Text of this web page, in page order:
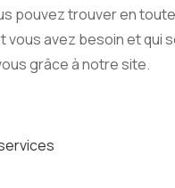
pouvez trouver en
vous avez besoin et qui
grâce à notre site.